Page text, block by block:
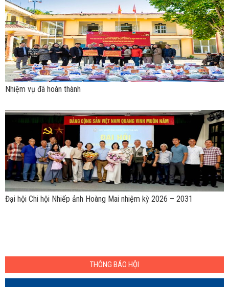
Nhiệm vụ đã hoàn thành
Đại hội Chi hội Nhiếp ảnh Hoàng Mai nhiệm kỳ 2026 – 2031
THÔNG BÁO HỘI